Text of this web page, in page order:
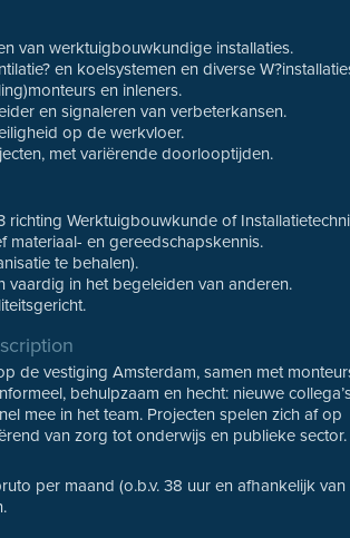
van werktuigbouwkundige installaties.
en koelsystemen en diverse
en inleners.
en signaleren van verbeterkansen.
op de werkvloer.
met variërende doorlooptijden.
Werktuigbouwkunde of
materiaal- en gereedschapskennis.
te behalen).
vaardig in het begeleiden van anderen.
de vestiging Amsterdam, samen met
behulpzaam en hecht: nieuwe
mee in het team. Projecten spelen zich af op
van zorg tot onderwijs en publieke sector.
per maand (o.b.v. 38 uur en afhankelijk van